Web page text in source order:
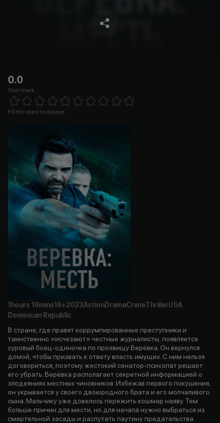
0.0
Your mark
1 Star 2 Stars 3 Stars
Fill the stars to assess
1hours 18mins18+2023ActionDramaCrimeThrillerUSA
Dominican Republic
В стране, где правят коррумпированные преступники и
таинственно «исчезают» честные журналисты, появляется
суровый боец-одиночка по прозвищу Верёвка. Он вернулся
домой, чтобы призвать к ответу власть имущих. С ним нельзя
договориться, поэтому жестокий сенатор-психопат решает
его убрать. Верёвка располагает секретной информацией о
злодеяниях местных чиновников. Избежав первого покушения,
он укрывается у своего двоюродного брата и его молчаливого
сына. Мальчику уже довелось пережить кошмар наяву. Тем
больше причин для мести, но для начала нужно выбраться из
смертельной засады и распутать паутину предательства.